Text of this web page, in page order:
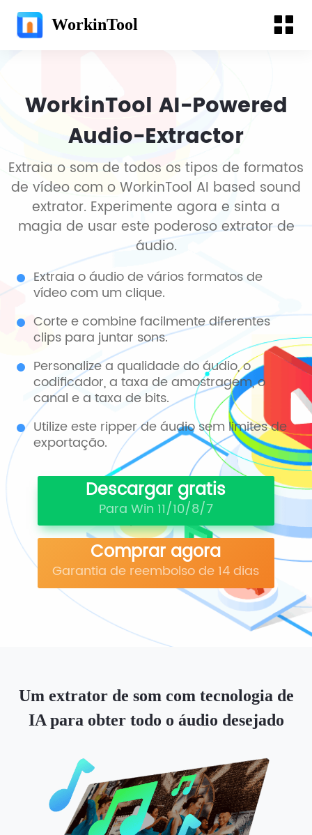
WorkinTool
WorkinTool AI-Powered
Audio-Extractor
Extraia o som de todos os tipos de formatos
de vídeo com o WorkinTool AI based sound
extrator. Experimente agora e sinta a
magia de usar este poderoso extrator de
áudio.
Extraia o áudio de vários formatos de
vídeo com um clique.
Corte e combine facilmente diferentes
clips para juntar sons.
Personalize a qualidade do áudio, o
codificador, a taxa de amostragem, o
canal e a taxa de bits.
Utilize este ripper de áudio sem limites de
exportação.
Descargar gratis
Para Win 11/10/8/7
Comprar agora
Garantia de reembolso de 14 dias
Um extrator de som com tecnologia de
IA para obter todo o áudio desejado